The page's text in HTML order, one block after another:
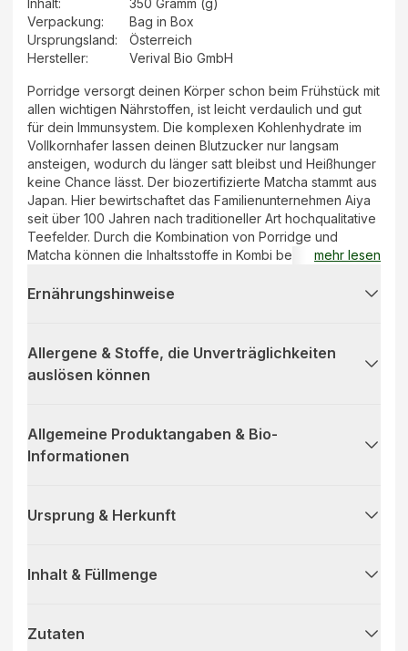
Inhalt:
350 Gramm (g)
Verpackung:
Bag in Box
Ursprungsland:
Österreich
Hersteller: Verival Bio GmbH
Porridge versorgt deinen Körper schon beim Frühstück mit
allen wichtigen Nährstoffen, ist leicht verdaulich und gut
für dein Immunsystem. Die komplexen Kohlenhydrate im
Vollkornhafer lassen deinen Blutzucker nur langsam
ansteigen, wodurch du länger satt bleibst und Heißhunger
keine Chance lässt. Der biozertifizierte Matcha stammt aus
Japan. Hier bewirtschaftet das Familienunternehmen Aiya
seit über 100 Jahren nach traditioneller Art hochqualitative
Teefelder. Durch die Kombination von Porridge und
Matcha können die Inhaltsstoffe in Kombi besser vommehr lesen
Ernährungshinweise
Allergene & Stoffe, die Unverträglichkeiten
auslösen können
Allgemeine Produktangaben & Bio-
Informationen
Ursprung & Herkunft
Inhalt & Füllmenge
Zutaten